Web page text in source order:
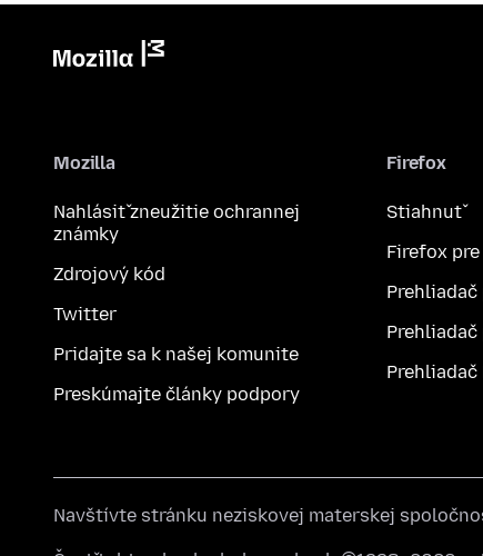
Mozilla
Nahlásiť zneužitie ochrannej
známky
Zdrojový kód
Twitter
Pridajte sa k našej komunite
Preskúmajte články podpory
Firefox
Stiahnuť
Firefox
Prehliadač
Prehliadač
Navštívte stránku neziskovej materskej